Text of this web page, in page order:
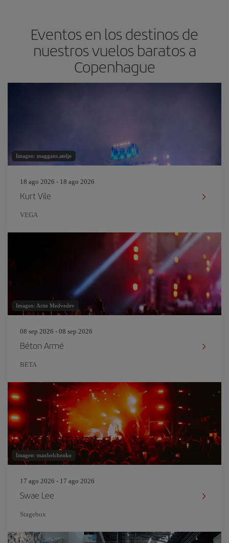
Eventos en los destinos de
nuestros vuelos baratos a
Copenhague
Imagen: maggans.atelje
18 ago 2026 - 18 ago 2026
Kurt Vile
VEGA
Imagen: Artie Medvedev
08 sep 2026 - 08 sep 2026
Béton Armé
BETA
Imagen: maxbelchenko
17 ago 2026 - 17 ago 2026
Swae Lee
Stagebox